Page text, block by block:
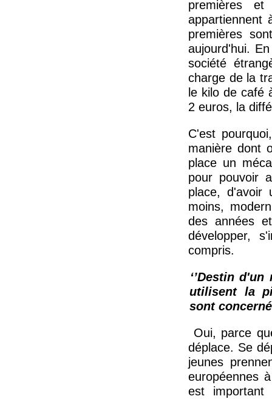
premières
appartiennent
premières
aujourd'hui.
société
charge de la
le kilo de café
2 euros, la
C'est
manière dont
place un
pour pouvoir
place, d'avoir
moins,
des années
développer,
compris.
‘’Destin
utilisent la
sont
Oui, parce
déplace. Se
jeunes
européennes
est